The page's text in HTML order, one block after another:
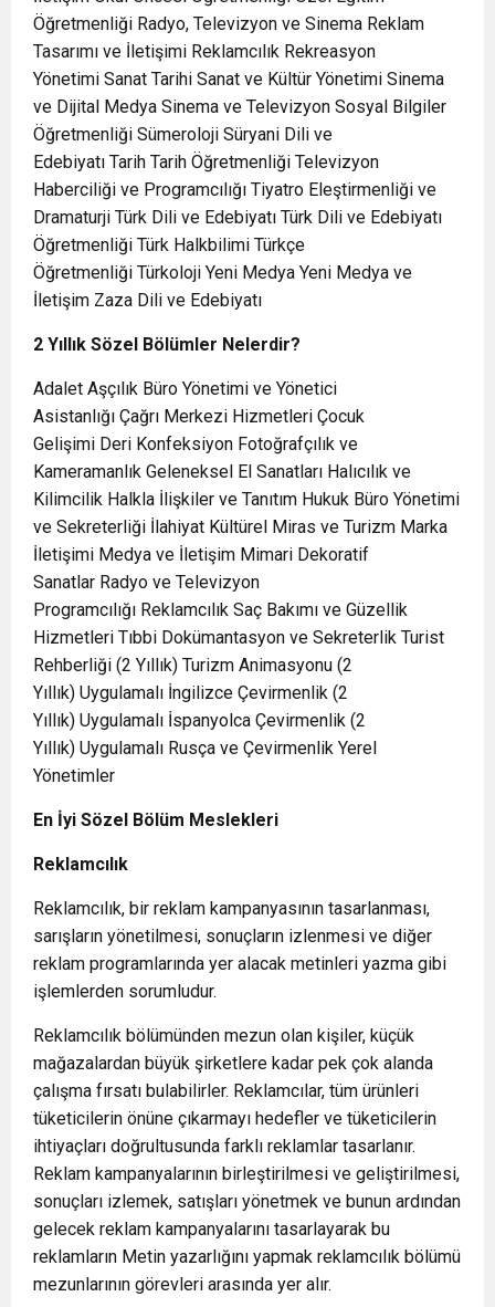
Öğretmenliği Radyo, Televizyon ve Sinema Reklam
Tasarımı ve İletişimi Reklamcılık Rekreasyon
Yönetimi Sanat Tarihi Sanat ve Kültür Yönetimi Sinema
ve Dijital Medya Sinema ve Televizyon Sosyal Bilgiler
Öğretmenliği Sümeroloji Süryani Dili ve
Edebiyatı Tarih Tarih Öğretmenliği Televizyon
Haberciliği ve Programcılığı Tiyatro Eleştirmenliği ve
Dramaturji Türk Dili ve Edebiyatı Türk Dili ve Edebiyatı
Öğretmenliği Türk Halkbilimi Türkçe
Öğretmenliği Türkoloji Yeni Medya Yeni Medya ve
İletişim Zaza Dili ve Edebiyatı
2 Yıllık Sözel Bölümler Nelerdir?
Adalet Aşçılık Büro Yönetimi ve Yönetici
Asistanlığı Çağrı Merkezi Hizmetleri Çocuk
Gelişimi Deri Konfeksiyon Fotoğrafçılık ve
Kameramanlık Geleneksel El Sanatları Halıcılık ve
Kilimcilik Halkla İlişkiler ve Tanıtım Hukuk Büro Yönetimi
ve Sekreterliği İlahiyat Kültürel Miras ve Turizm Marka
İletişimi Medya ve İletişim Mimari Dekoratif
Sanatlar Radyo ve Televizyon
Programcılığı Reklamcılık Saç Bakımı ve Güzellik
Hizmetleri Tıbbi Dokümantasyon ve Sekreterlik Turist
Rehberliği (2 Yıllık) Turizm Animasyonu (2
Yıllık) Uygulamalı İngilizce Çevirmenlik (2
Yıllık) Uygulamalı İspanyolca Çevirmenlik (2
Yıllık) Uygulamalı Rusça ve Çevirmenlik Yerel
Yönetimler
En İyi Sözel Bölüm Meslekleri
Reklamcılık
Reklamcılık, bir reklam kampanyasının tasarlanması,
sarışların yönetilmesi, sonuçların izlenmesi ve diğer
reklam programlarında yer alacak metinleri yazma gibi
işlemlerden sorumludur.
Reklamcılık bölümünden mezun olan kişiler, küçük
mağazalardan büyük şirketlere kadar pek çok alanda
çalışma fırsatı bulabilirler. Reklamcılar, tüm ürünleri
tüketicilerin önüne çıkarmayı hedefler ve tüketicilerin
ihtiyaçları doğrultusunda farklı reklamlar tasarlanır.
Reklam kampanyalarının birleştirilmesi ve geliştirilmesi,
sonuçları izlemek, satışları yönetmek ve bunun ardından
gelecek reklam kampanyalarını tasarlayarak bu
reklamların Metin yazarlığını yapmak reklamcılık bölümü
mezunlarının görevleri arasında yer alır.